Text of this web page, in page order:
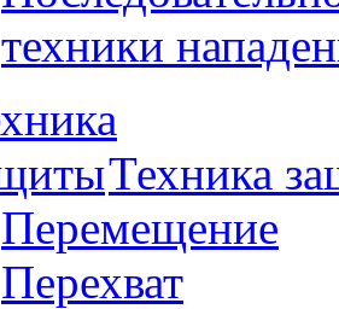
техники
Техника
Перемещение
Перехват